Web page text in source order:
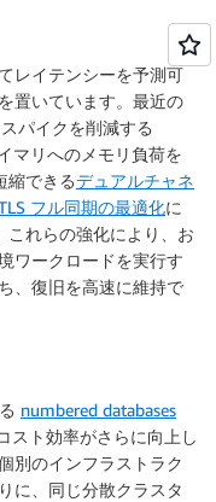
レイテンシーを予測可
置いています。最近の
パイクを削減する
マリへのメモリ負荷を
縮できるデュアルチャネ
フル同期の最適化に
これらの強化により、お
ワークロードを実行す
、復旧を高速に維持で
numbered databases
スト効率がさらに向上し
別のインフラストラク
に、同じ分散クラスタ